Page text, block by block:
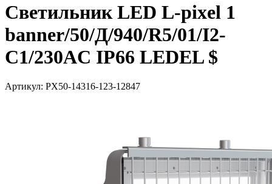
Светильник LED L-pixel 1
banner/50/Д/940/R5/01/I2-
C1/230AC IP66 LEDEL $
Артикул: PX50-14316-123-12847